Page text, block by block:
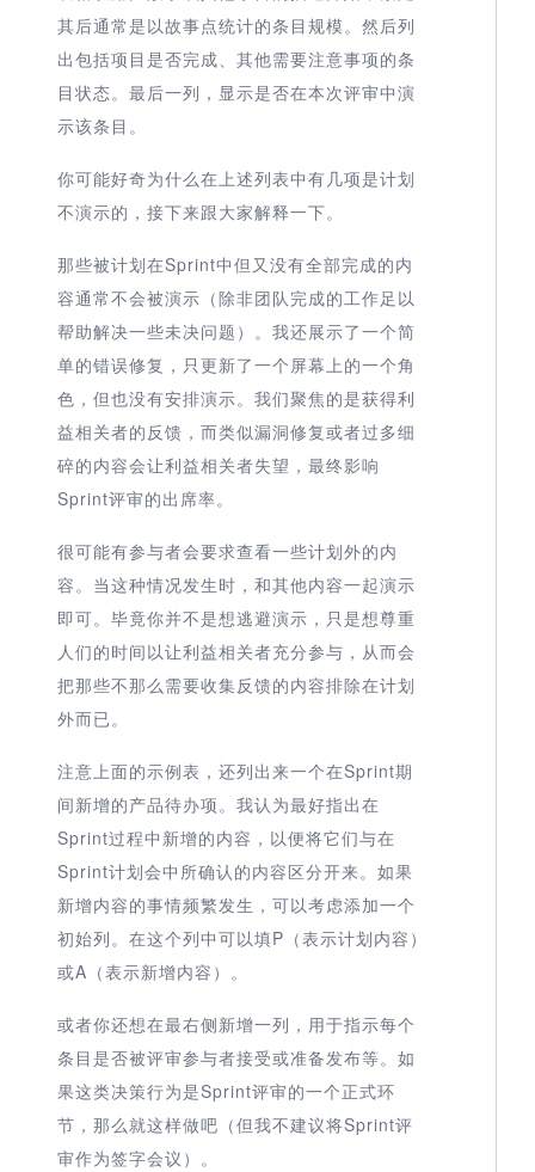
其后通常是以故事点统计的条目规模。然后列
出包括项目是否完成、其他需要注意事项的条
目状态。最后一列，显示是否在本次评审中演
示该条目。
你可能好奇为什么在上述列表中有几项是计划
不演示的，接下来跟大家解释一下。
那些被计划在Sprint中但又没有全部完成的内
容通常不会被演示（除非团队完成的工作足以
帮助解决一些未决问题）。我还展示了一个简
单的错误修复，只更新了一个屏幕上的一个角
色，但也没有安排演示。我们聚焦的是获得利
益相关者的反馈，而类似漏洞修复或者过多细
碎的内容会让利益相关者失望，最终影响
Sprint评审的出席率。
很可能有参与者会要求查看一些计划外的内
容。当这种情况发生时，和其他内容一起演示
即可。毕竟你并不是想逃避演示，只是想尊重
人们的时间以让利益相关者充分参与，从而会
把那些不那么需要收集反馈的内容排除在计划
外而已。
注意上面的示例表，还列出来一个在Sprint期
间新增的产品待办项。我认为最好指出在
Sprint过程中新增的内容，以便将它们与在
Sprint计划会中所确认的内容区分开来。如果
新增内容的事情频繁发生，可以考虑添加一个
初始列。在这个列中可以填P（表示计划内容）
或A（表示新增内容）。
或者你还想在最右侧新增一列，用于指示每个
条目是否被评审参与者接受或准备发布等。如
果这类决策行为是Sprint评审的一个正式环
节，那么就这样做吧（但我不建议将Sprint评
审作为签字会议）。